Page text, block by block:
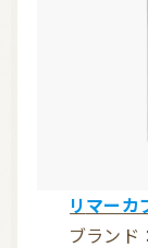
リマー
ブラン